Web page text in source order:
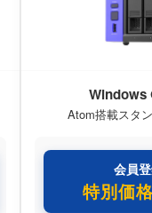
Windows
Atom搭載スタ
会員
特別価